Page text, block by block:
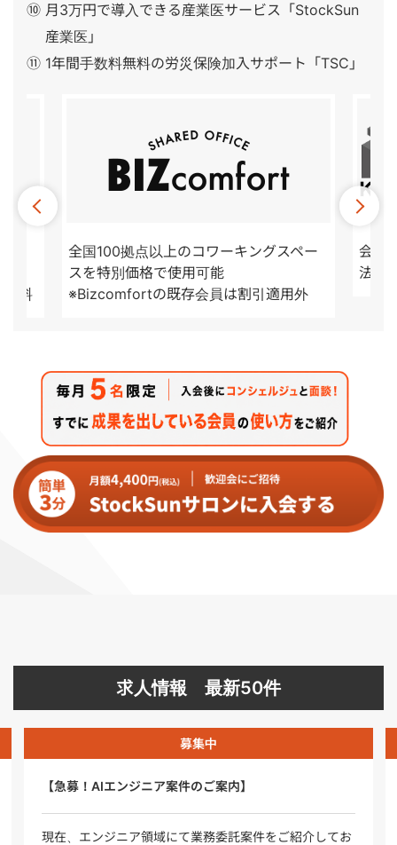
⑩ 月3万円で導入できる産業医サービス「StockSun
産業医」
⑪ 1年間手数料無料の労災保険加入サポート「TSC」
無料
全国100拠点以上のコワーキングスペー
スを特別価格で使用可能
※Bizcomfortの既存会員は割引適用外
会計
法人
求人情報 最新50件
募集中
【急募！AIエンジニア案件のご案内】
現在、エンジニア領域にて業務委託案件をご紹介してお